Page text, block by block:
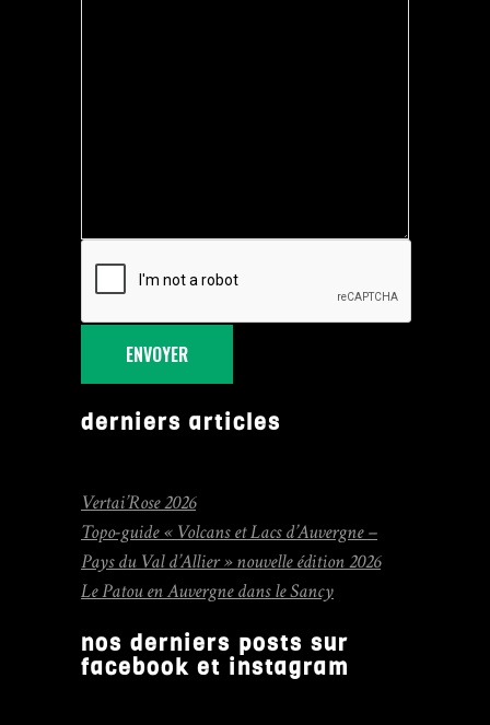
ENVOYER
derniers articles
Vertai’Rose 2026
Topo-guide « Volcans et Lacs d’Auvergne –
Pays du Val d’Allier » nouvelle édition 2026
Le Patou en Auvergne dans le Sancy
nos derniers posts sur
facebook et instagram